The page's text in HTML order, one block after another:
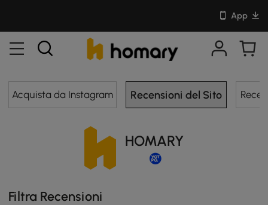
App
Recensioni
del
Acquista da Instagram Recensioni del Sito
HOMARY
Filtra Recensioni